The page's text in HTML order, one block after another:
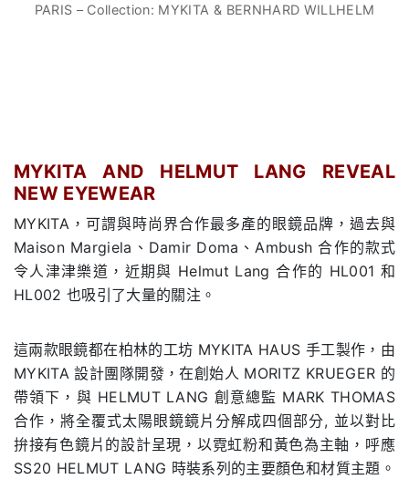
PARIS – Collection: MYKITA & BERNHARD WILLHELM
MYKITA AND HELMUT LANG REVEAL
NEW EYEWEAR
MYKITA，可謂與時尚界合作最多產的眼鏡品牌，過去與
Maison Margiela、Damir Doma、Ambush 合作的款式
令人津津樂道，近期與 Helmut Lang 合作的 HL001 和
HL002 也吸引了大量的關注。
這兩款眼鏡都在柏林的工坊 MYKITA HAUS 手工製作，由
MYKITA 設計團隊開發，在創始人 MORITZ KRUEGER 的
帶領下，與 HELMUT LANG 創意總監 MARK THOMAS
合作，將全覆式太陽眼鏡鏡片分解成四個部分, 並以對比
拚接有色鏡片的設計呈現，以霓虹粉和黃色為主軸，呼應
SS20 HELMUT LANG 時裝系列的主要顏色和材質主題。